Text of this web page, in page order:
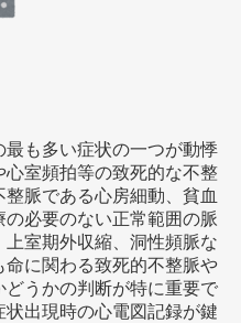
も多い症状の一つが動悸
室頻拍等の致死的な不整
脈である心房細動、貧血
必要のない正常範囲の脈
室期外収縮、洞性頻脈な
に関わる致死的不整脈や
どうかの判断が特に重要で
出現時の心電図記録が鍵